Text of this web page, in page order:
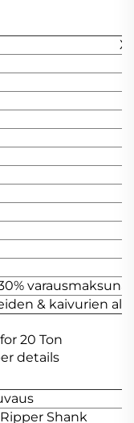
30%
& kaivurien
Ripper Shank